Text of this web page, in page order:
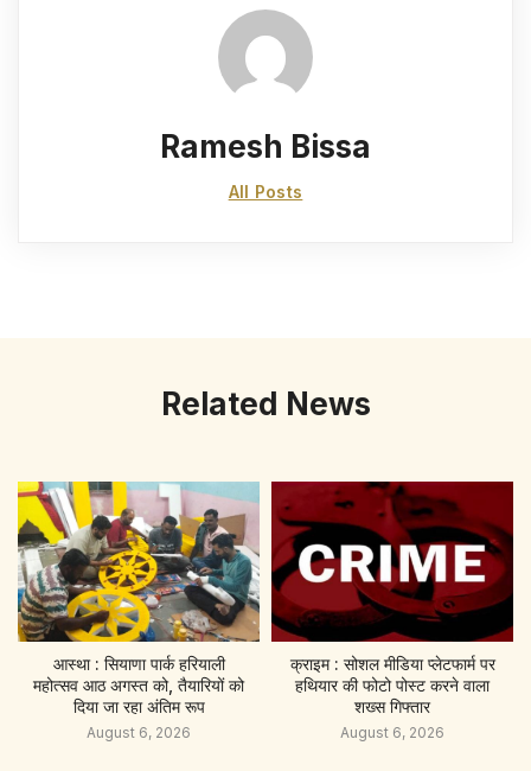
Ramesh Bissa
All Posts
Related News
आस्था : सियाणा पार्क हरियाली
महोत्सव आठ अगस्त को, तैयारियों को
दिया जा रहा अंतिम रूप
August 6, 2026
क्राइम : सोशल मीडिया प्लेटफार्म पर
हथियार की फोटो पोस्ट करने वाला
शख्स गिफ्तार
August 6, 2026